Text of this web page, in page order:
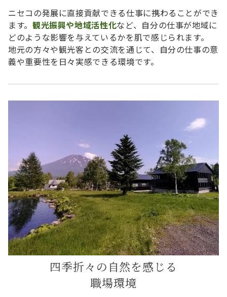
ニセコの発展に直接貢献できる仕事に携わることができ
ます。 観光振興や地域活性化など、自分の仕事が地域に
どのような影響を与えているかを肌で感じられます。
地元の方々や観光客との交流を通じて、自分の仕事の意
義や重要性を日々実感できる環境です。
四季折々の自然を感じる
職場環境